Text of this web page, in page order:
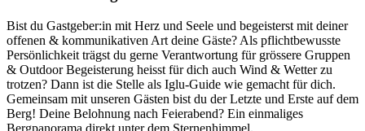
Bist du Gastgeber:in mit Herz und Seele und begeisterst mit deiner
offenen & kommunikativen Art deine Gäste? Als pflichtbewusste
Persönlichkeit trägst du gerne Verantwortung für grössere Gruppen
& Outdoor Begeisterung heisst für dich auch Wind & Wetter zu
trotzen? Dann ist die Stelle als Iglu-Guide wie gemacht für dich.
Gemeinsam mit unseren Gästen bist du der Letzte und Erste auf dem
Berg! Deine Belohnung nach Feierabend? Ein einmaliges
Bergpanorama direkt unter dem Sternenhimmel.